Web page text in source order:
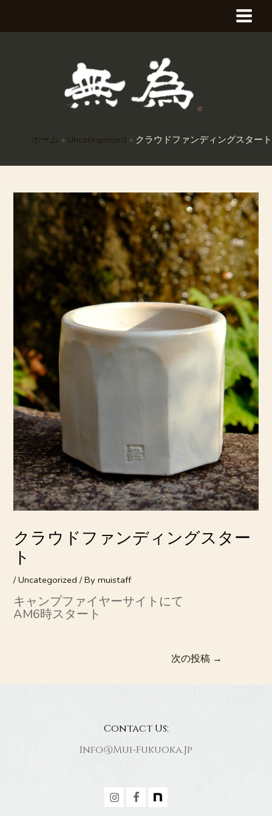
を
ホーム Uncategorized クラウドファンディングスタート
クラウドファンディングスター
ト
/Uncategorized / Bymuistaff
キャンプファイヤーサイトにて
AM6時スタート
稿
ナ
ビ
ゲ
ー
シ
ョ
次の投稿 →
Contact Us:
Info@mui-Fukuoka.jp